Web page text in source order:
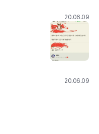
20.06.09
20.06.09